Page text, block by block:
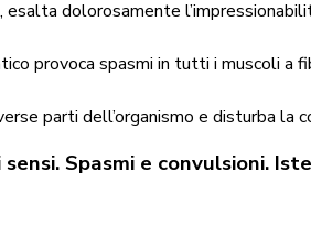
dolorosamente
provoca spasmi in tutti i muscoli a
parti dell’organismo e disturba la
Spasmi e convulsioni.